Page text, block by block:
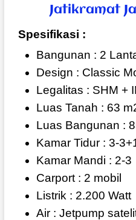
Jatikramat
Spesifikasi :
Bangunan : 2
Design : Classic
Legalitas : SHM +
Luas Tanah : 63
Luas Bangunan :
Kamar Tidur : 3-
Kamar Mandi : 2-3
Carport : 2 mobil
Listrik : 2.200 Watt
Air : Jetpump